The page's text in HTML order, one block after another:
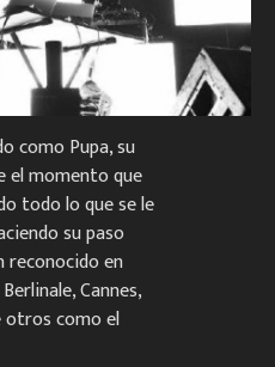
como Pupa, su
el momento que
todo lo que se le
su paso
reconocido en
Cannes,
otros como el